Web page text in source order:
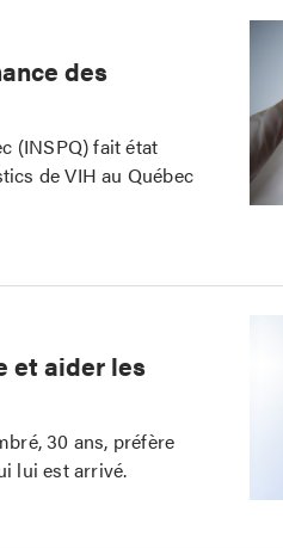
des
(INSPQ) fait état
de VIH au Québec
et aider les
30 ans, préfère
lui est arrivé.